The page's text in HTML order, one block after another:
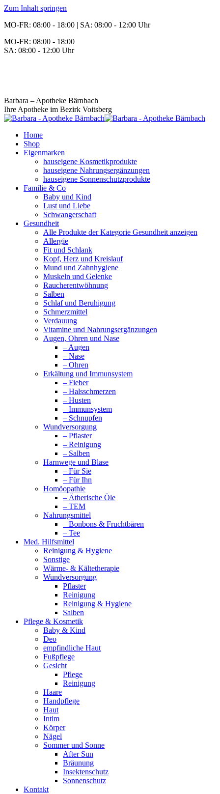
Zum Inhalt springen
MO-FR: 08:00 - 18:00 | SA: 08:00 - 12:00 Uhr
MO-FR: 08:00 - 18:00
SA: 08:00 - 12:00 Uhr
Barbara – Apotheke Bärnbach
Ihre Apotheke im Bezirk Voitsberg
Home
Shop
Eigenmarken
hauseigene Kosmetikprodukte
hauseigene Nahrungsergänzungen
hauseigene Sonnenschutzprodukte
Familie & Co
Baby und Kind
Lust und Liebe
Schwangerschaft
Gesundheit
Alle Produkte der Kategorie Gesundheit anzeigen
Allergie
Fit und Schlank
Kopf, Herz und Kreislauf
Mund und Zahnhygiene
Muskeln und Gelenke
Raucherentwöhnung
Salben
Schlaf und Beruhigung
Schmerzmittel
Verdauung
Vitamine und Nahrungsergänzungen
Augen, Ohren und Nase
– Augen
– Nase
– Ohren
Erkältung und Immunsystem
– Fieber
– Halsschmerzen
– Husten
– Immunsystem
– Schnupfen
Wundversorgung
– Pflaster
– Reinigung
– Salben
Harnwege und Blase
– Für Sie
– Für Ihn
Homöopathie
– Ätherische Öle
– TEM
Nahrungsmittel
– Bonbons & Fruchtbären
– Tee
Med. Hilfsmittel
Reinigung & Hygiene
Sonstige
Wärme- & Kältetherapie
Wundversorgung
Pflaster
Reinigung
Reinigung & Hygiene
Salben
Pflege & Kosmetik
Baby & Kind
Deo
empfindliche Haut
Fußpflege
Gesicht
Pflege
Reinigung
Haare
Handpflege
Haut
Intim
Körper
Nägel
Sommer und Sonne
After Sun
Bräunung
Insektenschutz
Sonnenschutz
Kontakt